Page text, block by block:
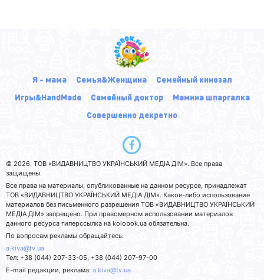
Я - мама Семья&Женщина
Семейный кинозал
Игры&HandMade
Семейный доктор
Мамина шпаргалка
Совершенно декретно
© 2026, ТОВ «ВИДАВНИЦТВО УКРАЇНСЬКИЙ МЕДІА ДІМ». Все права
защищены.
Все права на материалы, опубликованные на данном ресурсе, принадлежат
ТОВ «ВИДАВНИЦТВО УКРАЇНСЬКИЙ МЕДІА ДІМ». Какое-либо использование
материалов без письменного разрешения ТОВ «ВИДАВНИЦТВО УКРАЇНСЬКИЙ
МЕДІА ДІМ» запрещено. При правомерном использовании материалов
данного ресурса гиперссылка на kolobok.ua обязательна.
По вопросам рекламы обращайтесь:
a.kiva@tv.ua
Тел: +38 (044) 207-33-05, +38 (044) 207-97-00
E-mail редакции, реклама: a.kiva@tv.ua